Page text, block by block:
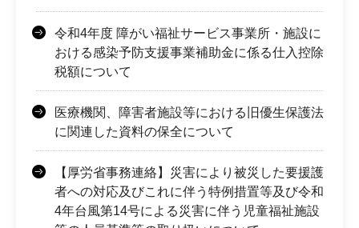
令和4年度 障がい福祉サービス事業所・施設に
おける感染予防支援事業補助金に係る仕入控除
税額について
医療機関、障害者施設等における旧優生保護法
に関連した資料の保全について
【厚労省事務連絡】災害により被災した要援護
者への対応及びこれに伴う特例措置等及び令和
4年台風第14号による災害に伴う児童福祉施設